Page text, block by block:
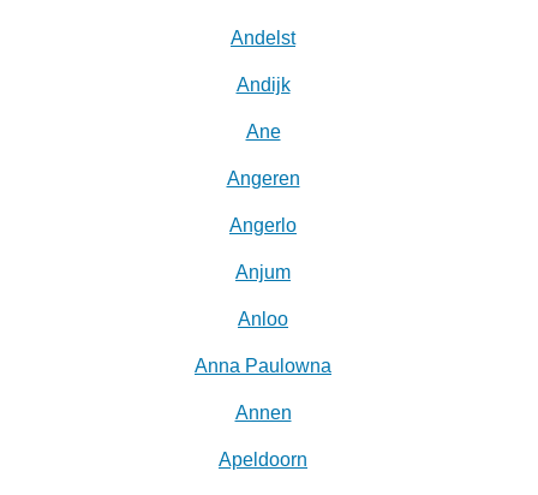
Andelst
Andijk
Ane
Angeren
Angerlo
Anjum
Anloo
Anna Paulowna
Annen
Apeldoorn